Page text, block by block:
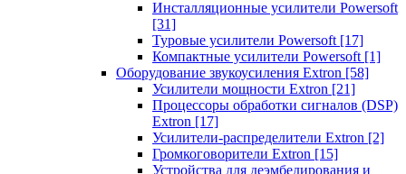
Инсталляционные усилители Powersoft
[31]
Туровые усилители Powersoft [17]
Компактные усилители Powersoft [1]
Оборудование звукоусиления Extron [58]
Усилители мощности Extron [21]
Процессоры обработки сигналов (DSP)
Extron [17]
Усилители-распределители Extron [2]
Громкоговорители Extron [15]
Устройства для деэмбедирования и